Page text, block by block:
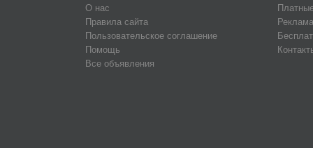
О нас
Правила сайта
Пользовательское соглашение
Помощь
Все объявления